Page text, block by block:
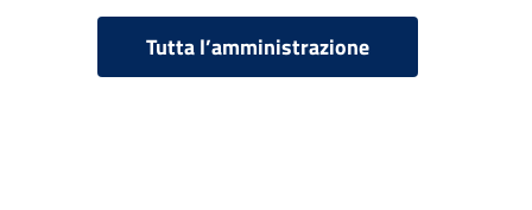
Tutta l’amministrazione